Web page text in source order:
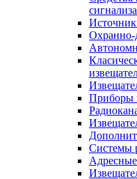
Приборы
Системы